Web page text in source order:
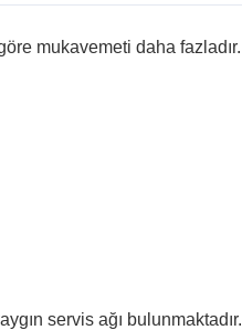
mukavemeti daha fazladır.
servis ağı bulunmaktadır.